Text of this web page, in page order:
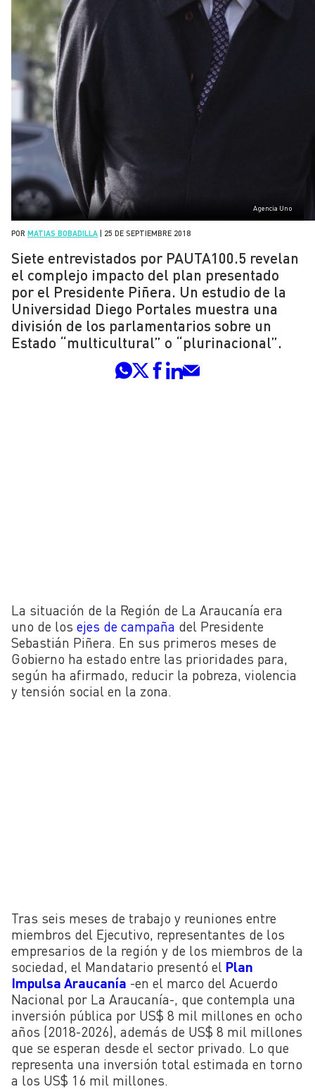
Agencia Uno
POR MATIAS BOBADILLA 25 DE SEPTIEMBRE 2018
Siete entrevistados por PAUTA100.5 revelan
el complejo impacto del plan presentado
por el Presidente Piñera. Un estudio de la
Universidad Diego Portales muestra una
división de los parlamentarios sobre un
Estado “multicultural” o “plurinacional”.
La situación de la Región de La Araucanía era
uno de los ejes de campaña del Presidente
Sebastián Piñera. En sus primeros meses de
Gobierno ha estado entre las prioridades para,
según ha afirmado, reducir la pobreza, violencia
y tensión social en la zona.
Tras seis meses de trabajo y reuniones entre
miembros del Ejecutivo, representantes de los
empresarios de la región y de los miembros de la
sociedad, el Mandatario presentó el Plan
Impulsa Araucanía -en el marco del Acuerdo
Nacional por La Araucanía-, que contempla una
inversión pública por US$ 8 mil millones en ocho
años (2018-2026), además de US$ 8 mil millones
que se esperan desde el sector privado. Lo que
representa una inversión total estimada en torno
a los US$ 16 mil millones.